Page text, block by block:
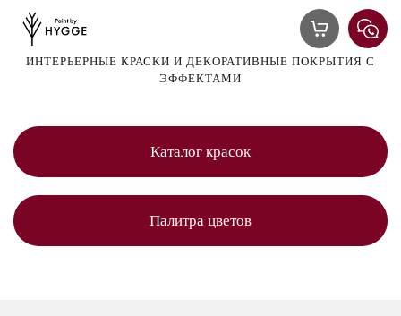
ИНТЕРЬЕРНЫЕ КРАСКИ И ДЕКОРАТИВНЫЕ ПОКРЫТИЯ С
ЭФФЕКТАМИ
Каталог красок
Палитра цветов